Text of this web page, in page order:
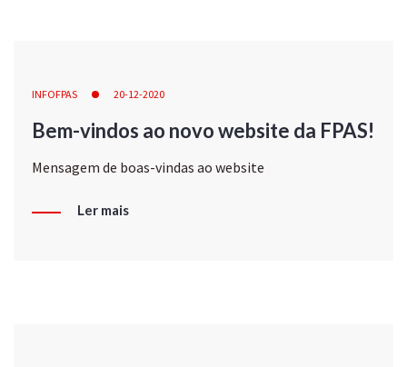
INFOFPAS 20-12-2020
Bem-vindos ao novo website da FPAS!
Mensagem de boas-vindas ao website
Ler mais